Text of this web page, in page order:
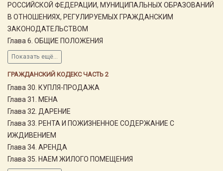
РОССИЙСКОЙ ФЕДЕРАЦИИ, МУНИЦИПАЛЬНЫХ ОБРАЗОВАНИЙ
В ОТНОШЕНИЯХ, РЕГУЛИРУЕМЫХ ГРАЖДАНСКИМ
ЗАКОНОДАТЕЛЬСТВОМ
Глава 6. ОБЩИЕ ПОЛОЖЕНИЯ
Показать ещё...
ГРАЖДАНСКИЙ КОДЕКС ЧАСТЬ 2
Глава 30. КУПЛЯ-ПРОДАЖА
Глава 31. МЕНА
Глава 32. ДАРЕНИЕ
Глава 33. РЕНТА И ПОЖИЗНЕННОЕ СОДЕРЖАНИЕ С
ИЖДИВЕНИЕМ
Глава 34. АРЕНДА
Глава 35. НАЕМ ЖИЛОГО ПОМЕЩЕНИЯ